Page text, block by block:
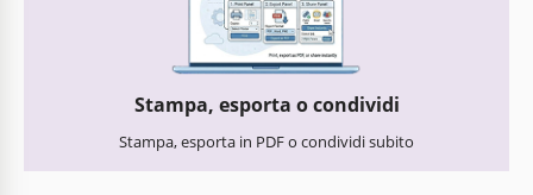
Stampa, esporta o condividi
Stampa, esporta in PDF o condividi subito